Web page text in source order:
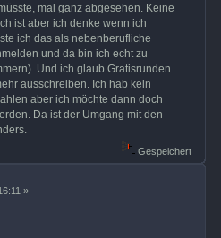
mal ganz abgesehen. Keine
ist aber ich denke wenn ich
ich das als nebenberufliche
und da bin ich echt zu
Und ich glaub Gratisrunden
ausschreiben. Ich hab kein
aber ich möchte dann doch
Da ist der Umgang mit den
Gespeichert
»